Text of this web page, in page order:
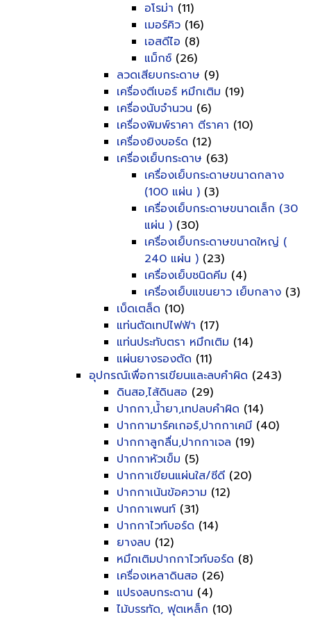
อโรม่า (11)
เมอร์คิว (16)
เอสดีไอ (8)
แม็กซ์ (26)
ลวดเสียบกระดาษ (9)
เครื่องตีเบอร์ หมึกเติม (19)
เครื่องนับจำนวน (6)
เครื่องพิมพ์ราคา ตีราคา (10)
เครื่องยิงบอร์ด (12)
เครื่องเย็บกระดาษ (63)
เครื่องเย็บกระดาษขนาดกลาง
(100 แผ่น ) (3)
เครื่องเย็บกระดาษขนาดเล็ก (30
แผ่น ) (30)
เครื่องเย็บกระดาษขนาดใหญ่ (
240 แผ่น ) (23)
เครื่องเย็บชนิดคีม (4)
เครื่องเย็บแขนยาว เย็บกลาง (3)
เบ็ดเตล็ด (10)
แท่นตัดเทปไฟฟ้า (17)
แท่นประทับตรา หมึกเติม (14)
แผ่นยางรองตัด (11)
อุปกรณ์เพื่อการเขียนและลบคำผิด (243)
ดินสอ,ไส้ดินสอ (29)
ปากกา,น้ำยา,เทปลบคำผิด (14)
ปากกามาร์คเกอร์,ปากกาเคมี (40)
ปากกาลูกลื่น,ปากกาเจล (19)
ปากกาหัวเข็ม (5)
ปากกาเขียนแผ่นใส/ซีดี (20)
ปากกาเน้นข้อความ (12)
ปากกาเพนท์ (31)
ปากกาไวท์บอร์ด (14)
ยางลบ (12)
หมึกเติมปากกาไวท์บอร์ด (8)
เครื่องเหลาดินสอ (26)
แปรงลบกระดาน (4)
ไม้บรรทัด, ฟุตเหล็ก (10)